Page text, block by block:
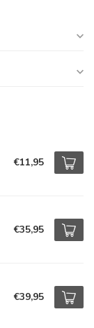
€11,95
€35,95
€39,95